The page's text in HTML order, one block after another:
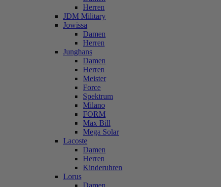
Herren
JDM Military
Jowissa
Damen
Herren
Junghans
Damen
Herren
Meister
Force
Spektrum
Milano
FORM
Max Bill
Mega Solar
Lacoste
Damen
Herren
Kinderuhren
Lorus
Damen